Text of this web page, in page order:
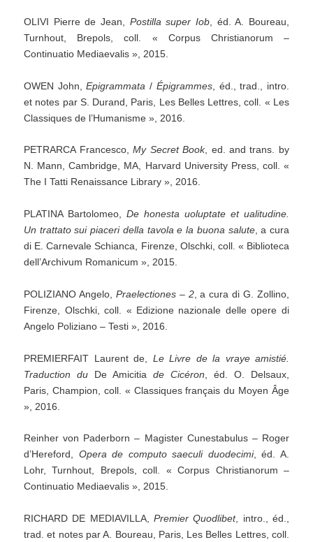
OLIVI Pierre de Jean, Postilla super Iob, éd. A. Boureau,
Turnhout, Brepols, coll. « Corpus Christianorum –
Continuatio Mediaevalis », 2015.
OWEN John,Epigrammata / Épigrammes, éd., trad., intro.
et notes par S. Durand, Paris, Les Belles Lettres, coll. « Les
Classiques de l’Humanisme », 2016.
PETRARCA Francesco,My Secret Book, ed. and trans. by
N. Mann, Cambridge, MA, Harvard University Press, coll. «
The I Tatti Renaissance Library », 2016.
PLATINA Bartolomeo,De honesta uoluptate et ualitudine.
Un trattato sui piaceri della tavola e la buona salute, a cura
di E. Carnevale Schianca, Firenze, Olschki, coll. « Biblioteca
dell’Archivum Romanicum », 2015.
POLIZIANO Angelo, Praelectiones – 2, a cura di G. Zollino,
Firenze, Olschki, coll. « Edizione nazionale delle opere di
Angelo Poliziano – Testi », 2016.
PREMIERFAIT Laurent de, Le Livre de la vraye amistié.
Traduction
du De Amicitiade Cicéron , éd. O. Delsaux,
Paris, Champion, coll. « Classiques français du Moyen Âge
», 2016.
Reinher von Paderborn – Magister Cunestabulus – Roger
d’Hereford, Opera de computosaeculi duodecimi, éd. A.
Lohr, Turnhout, Brepols, coll. « Corpus Christianorum –
Continuatio Mediaevalis », 2015.
RICHARD DE MEDIAVILLA, Premier Quodlibet, intro., éd.,
trad. et notes par A. Boureau, Paris, Les Belles Lettres, coll.